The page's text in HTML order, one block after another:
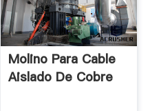
Molino Para Cable
Aislado De Cobre